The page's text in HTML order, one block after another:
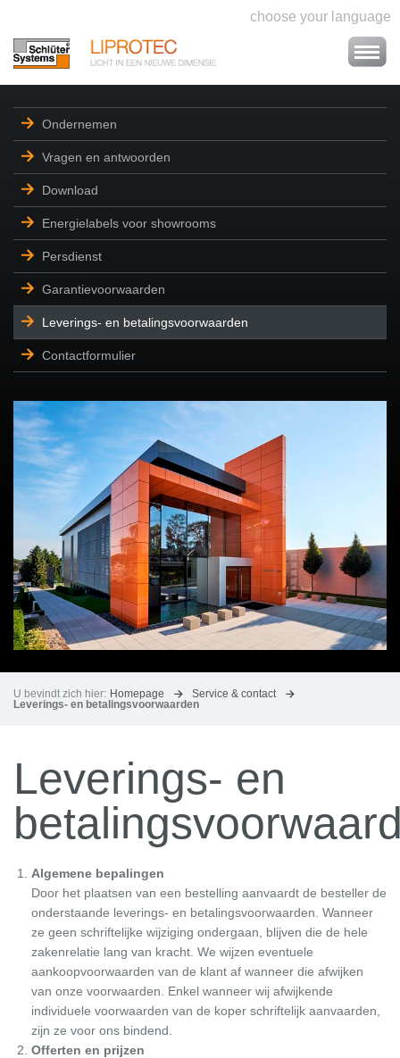
choose your language
Ondernemen
Vragen en antwoorden
Download
Energielabels voor showrooms
Persdienst
Garantievoorwaarden
Leverings- en betalingsvoorwaarden
Contactformulier
U bevindt zich hier: Homepage
Service & contact
Leverings- en betalingsvoorwaarden
Leverings- en
Algemene bepalingen
Door het plaatsen van een bestelling aanvaardt de besteller de
onderstaande leverings- en betalingsvoorwaarden. Wanneer
ze geen schriftelijke wijziging ondergaan, blijven die de hele
zakenrelatie lang van kracht. We wijzen eventuele
aankoopvoorwaarden van de klant af wanneer die afwijken
van onze voorwaarden. Enkel wanneer wij afwijkende
individuele voorwaarden van de koper schriftelijk aanvaarden,
zijn ze voor ons bindend.
Offerten en prijzen